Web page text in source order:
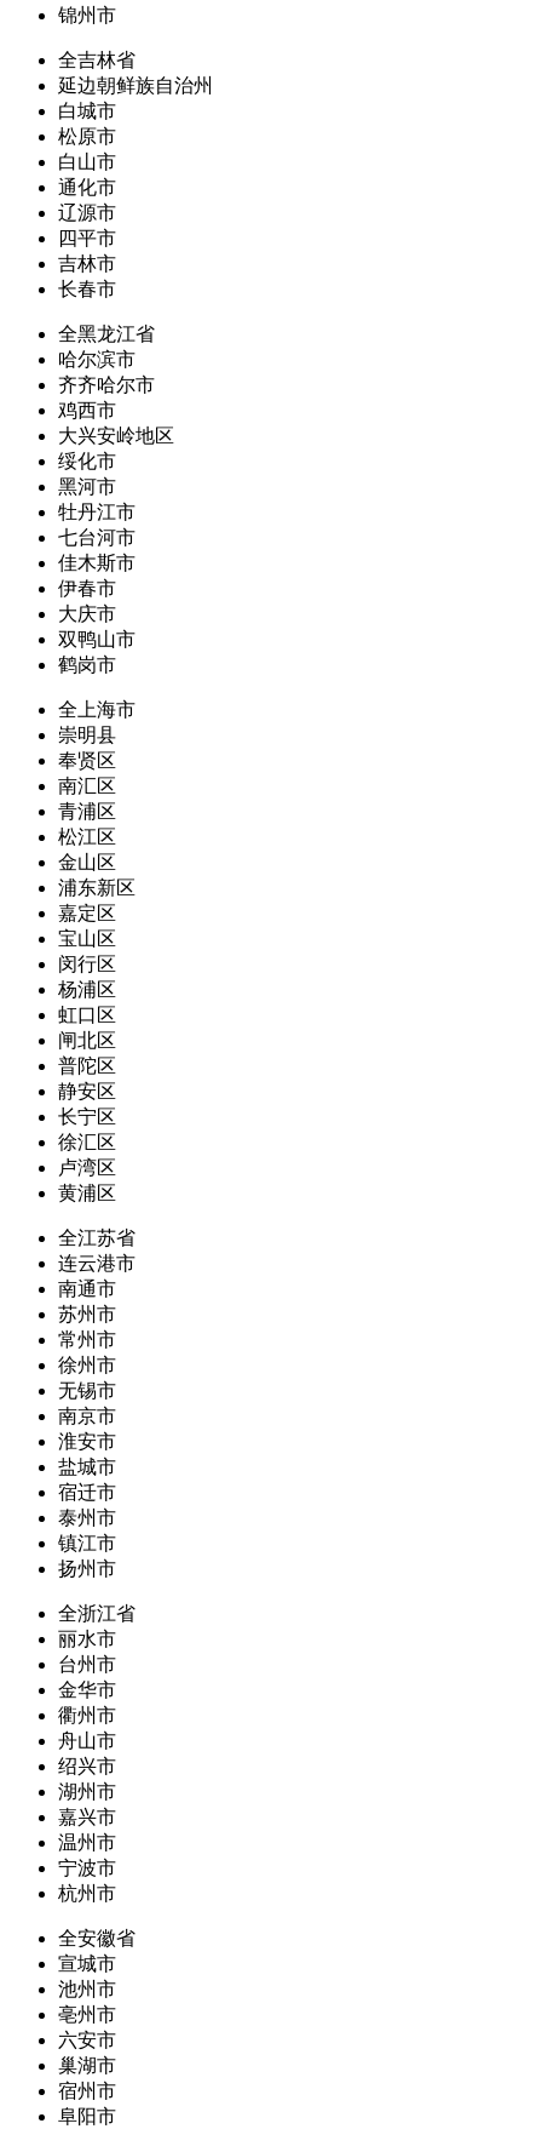
锦州市
全吉林省
延边朝鲜族自治州
白城市
松原市
白山市
通化市
辽源市
四平市
吉林市
长春市
全黑龙江省
哈尔滨市
齐齐哈尔市
鸡西市
大兴安岭地区
绥化市
黑河市
牡丹江市
七台河市
佳木斯市
伊春市
大庆市
双鸭山市
鹤岗市
全上海市
崇明县
奉贤区
南汇区
青浦区
松江区
金山区
浦东新区
嘉定区
宝山区
闵行区
杨浦区
虹口区
闸北区
普陀区
静安区
长宁区
徐汇区
卢湾区
黄浦区
全江苏省
连云港市
南通市
苏州市
常州市
徐州市
无锡市
南京市
淮安市
盐城市
宿迁市
泰州市
镇江市
扬州市
全浙江省
丽水市
台州市
金华市
衢州市
舟山市
绍兴市
湖州市
嘉兴市
温州市
宁波市
杭州市
全安徽省
宣城市
池州市
亳州市
六安市
巢湖市
宿州市
阜阳市